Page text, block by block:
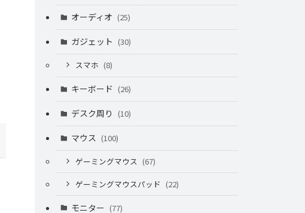
オーディオ (25)
ガジェット (30)
スマホ (8)
キーボード (26)
デスク周り (10)
マウス (100)
ゲーミングマウス (67)
ゲーミングマウスパッド (22)
モニター (77)